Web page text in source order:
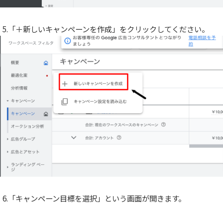
5.「＋新しいキャンペーンを作成」をクリックしてください。
6.「キャンペーン目標を選択」という画面が開きます。